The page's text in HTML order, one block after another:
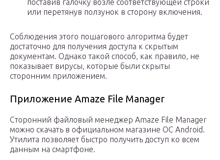
или перетянув ползунок в сторону включения.
Соблюдения этого пошагового алгоритма будет
достаточно для получения доступа к скрытым
документам. Однако такой способ, как правило, не
показывает вирусы, которые были скрыты
сторонним приложением.
Приложение Amaze File Manager
Сторонний файловый менеджер Amaze File Manager
можно скачать в официальном магазине ОС Android.
Утилита позволяет быстро получить доступ ко всем
данным на смартфоне.